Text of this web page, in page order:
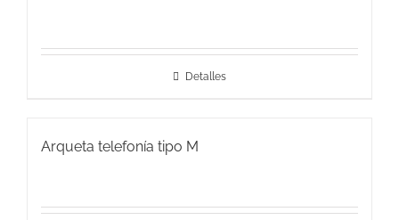
Detalles
Arqueta telefonía tipo M